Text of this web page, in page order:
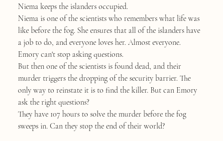
Niema keeps the islanders occupied.
Niema is one of the scientists who remembers what life was
like before the fog. She ensures that all of the islanders have
a job to do, and everyone loves her. Almost everyone.
Emory can't stop asking questions.
But then one of the scientists is found dead, and their
murder triggers the dropping of the security barrier. The
only way to reinstate it is to find the killer. But can Emory
ask the right questions?
They have 107 hours to solve the murder before the fog
sweeps in. Can they stop the end of their world?